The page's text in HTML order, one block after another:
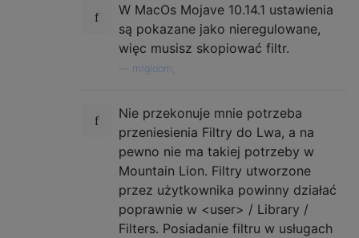
W MacOs Mojave 10.14.1 ustawienia
są pokazane jako nieregulowane,
więc musisz skopiować filtr.
mrgloom,
Nie przekonuje mnie potrzeba
przeniesienia Filtry do Lwa, a na
pewno nie ma takiej potrzeby w
Mountain Lion. Filtry utworzone
przez użytkownika powinny działać
poprawnie w <user> / Library /
Filters. Posiadanie filtru w usługach